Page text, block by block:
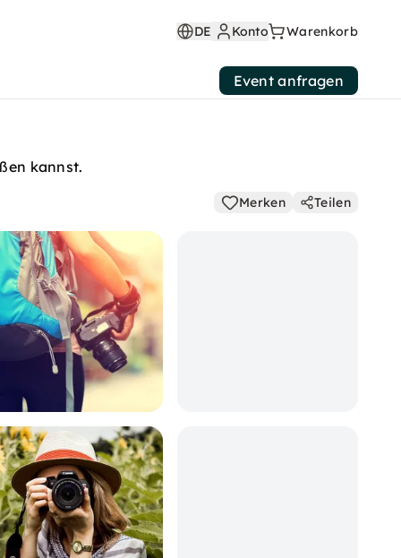
DE Konto Warenkorb
Event anfragen
kannst.
Merken Teilen